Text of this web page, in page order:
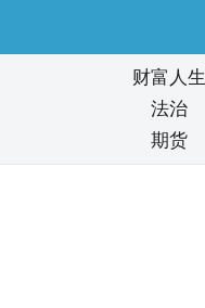
财富人生
法治
期货